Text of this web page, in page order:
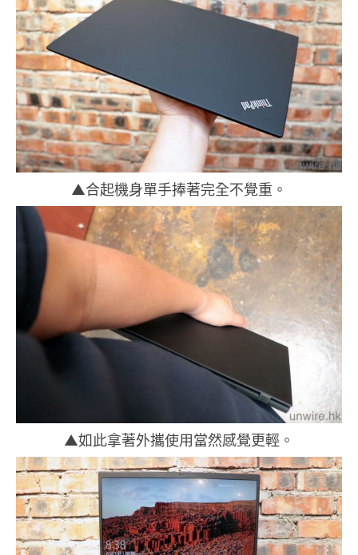
▲合起機身單手捧著完全不覺重。
▲如此拿著外攜使用當然感覺更輕。